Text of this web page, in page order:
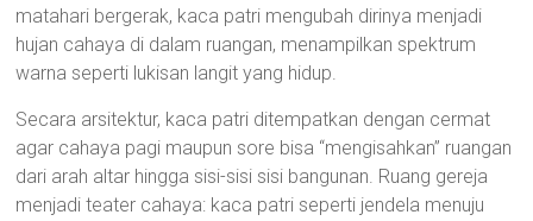
matahari bergerak, kaca patri mengubah dirinya menjadi
hujan cahaya di dalam ruangan, menampilkan spektrum
warna seperti lukisan langit yang hidup.
Secara arsitektur, kaca patri ditempatkan dengan cermat
agar cahaya pagi maupun sore bisa “mengisahkan” ruangan
dari arah altar hingga sisi-sisi sisi bangunan. Ruang gereja
menjadi teater cahaya: kaca patri seperti jendela menuju